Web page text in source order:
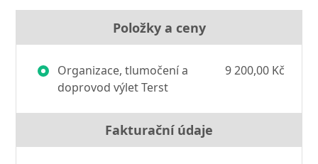
Položky a ceny
Organizace, tlumočení a
doprovod výlet Terst
9 200,00 Kč
Fakturační údaje